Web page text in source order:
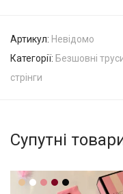
Артикул: Невідомо
Категорії: Безшовні
стрінги
Супутні